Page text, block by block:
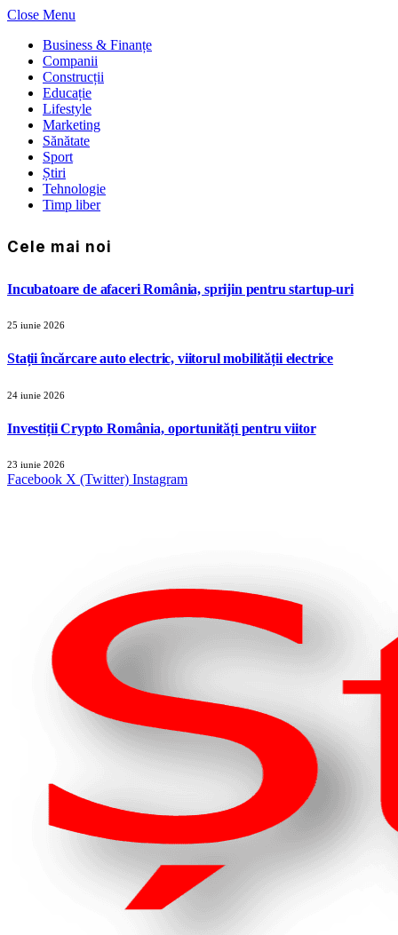
Close Menu
Business & Finanțe
Companii
Construcții
Educație
Lifestyle
Marketing
Sănătate
Sport
Știri
Tehnologie
Timp liber
Cele mai noi
Incubatoare de afaceri România, sprijin pentru startup-uri
25 iunie 2026
Stații încărcare auto electric, viitorul mobilității electrice
24 iunie 2026
Investiții Crypto România, oportunități pentru viitor
23 iunie 2026
Facebook X (Twitter) Instagram